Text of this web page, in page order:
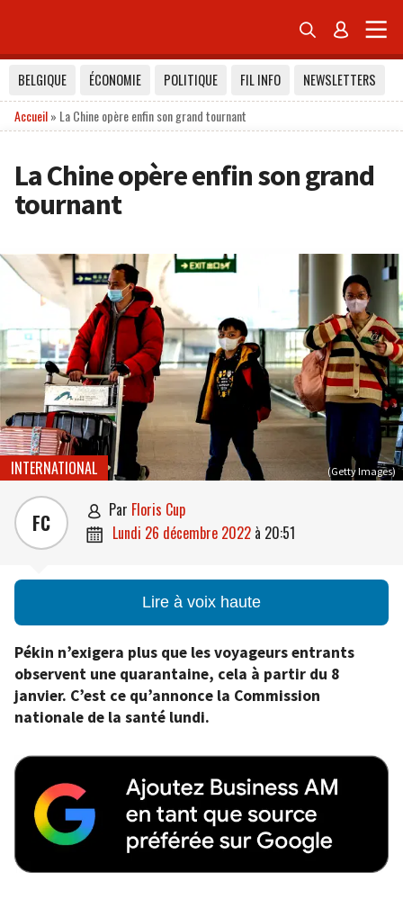
 
BELGIQUE ÉCONOMIE POLITIQUE FIL INFO
NEWSLETTERS
Accueil» La Chine opère enfin son grand tournant
La Chine opère enfin son grand
tournant
(Getty Images)
INTERNATIONAL
FC  par Floris Cup
 lundi 26 décembre 2022 à 20:51
Lire à voix haute
Pékin n’exigera plus que les voyageurs entrants
observent une quarantaine, cela à partir du 8
janvier. C’est ce qu’annonce la Commission
nationale de la santé lundi.